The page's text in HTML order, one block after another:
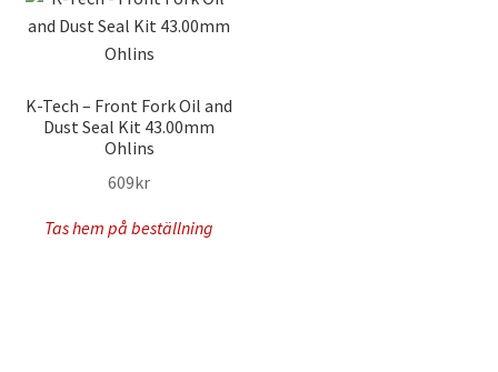
K-Tech – Front Fork Oil and
Dust Seal Kit 43.00mm
Ohlins
609kr
Tas hem på beställning